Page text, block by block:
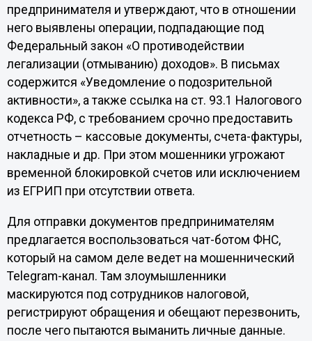
предпринимателя и утверждают, что в отношении
него выявлены операции, подпадающие под
Федеральный закон «О противодействии
легализации (отмыванию) доходов». В письмах
содержится «Уведомление о подозрительной
активности», а также ссылка на ст. 93.1 Налогового
кодекса РФ, с требованием срочно предоставить
отчетность – кассовые документы, счета-фактуры,
накладные и др. При этом мошенники угрожают
временной блокировкой счетов или исключением
из ЕГРИП при отсутствии ответа.
Для отправки документов предпринимателям
предлагается воспользоваться чат-ботом ФНС,
который на самом деле ведет на мошеннический
Telegram-канал. Там злоумышленники
маскируются под сотрудников налоговой,
регистрируют обращения и обещают перезвонить,
после чего пытаются выманить личные данные.